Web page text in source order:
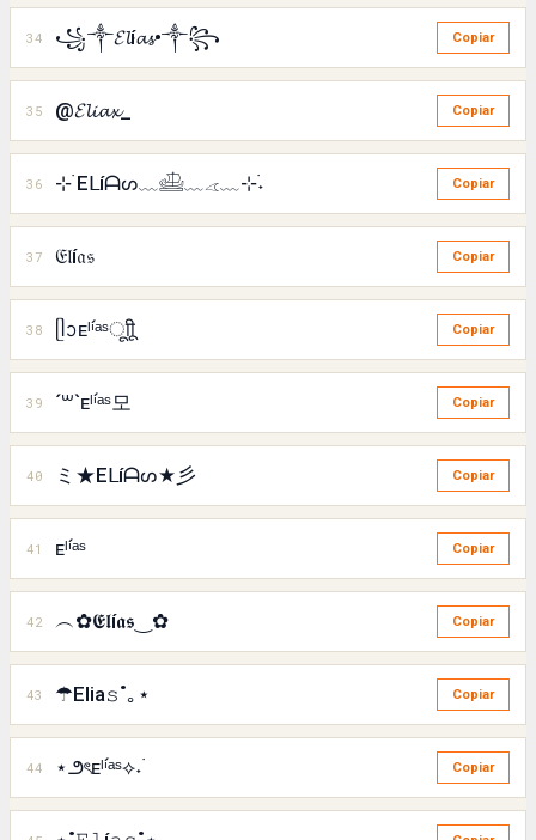
34 ꧁༒𝓔𝓵í𝓪𝓼•༒꧂ Copiar
35 @𝓔𝓵𝓲𝓪𝔁_ Copiar
36 ⊹ ࣪Eᒪíᗩᔕ﹏𓊝﹏𓂁﹏⊹࣪˖ Copiar
37 𝔈𝔩í𝔞𝔰 Copiar
38 ᥫᩣᴇˡⁱ́ᵃˢㅤूाीू Copiar
39 ´꒳`ᴇˡⁱ́ᵃˢ모 Copiar
40 ミ★Eᒪíᗩᔕ★彡 Copiar
41 ᴇˡⁱ́ᵃˢ Copiar
42 ︵✿𝕰𝖑í𝖆𝖘‿✿ Copiar
43 ☂Elia𝚜˚｡⋆ Copiar
44 ⋆౨ৎᴇˡⁱ́ᵃˢ⟡˖࣪ Copiar